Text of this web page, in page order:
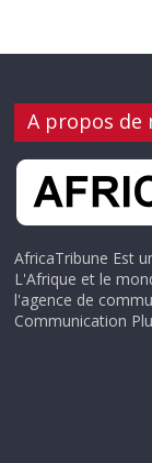
A propos de
AfricaTribune Est
L'Afrique et le
l'agence de
Communication